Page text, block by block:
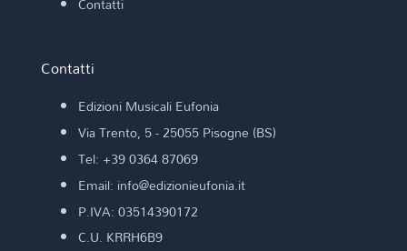
Contatti
Edizioni Musicali Eufonia
Via Trento, 5 - 25055 Pisogne (BS)
Tel: +39 0364 87069
Email: info@edizionieufonia.it
P.IVA: 03514390172
C.U. KRRH6B9